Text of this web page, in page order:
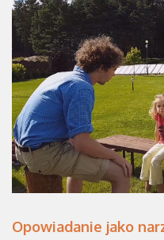
Opowiadanie jako